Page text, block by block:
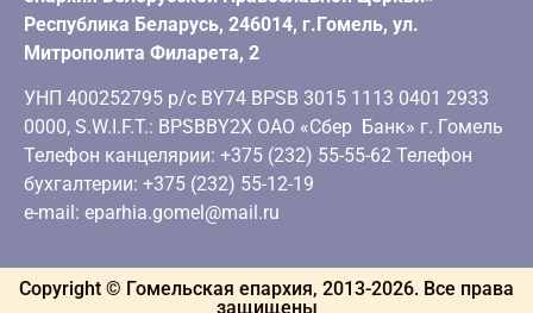
Республика Беларусь, 246014, г.Гомель, ул.
Митрополита Филарета, 2
УНП 400252795 р/с BY74 BPSB 3015 1113 0401 2933
0000, S.W.I.F.T.: BPSBBY2X ОАО «Сбер Банк» г. Гомель
Телефон канцелярии: +375 (232) 55-55-62 Телефон
бухгалтерии: +375 (232) 55-12-19
e-mail: eparhia.gomel@mail.ru
Copyright © Гомельская епархия, 2013-2026. Все права
защищены